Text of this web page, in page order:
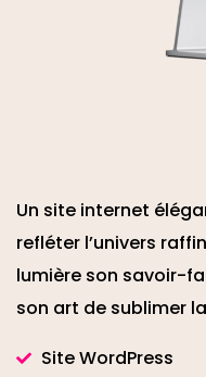
Un site internet
refléter l’univers
lumière son savoir-
son art de sublimer
Site WordPress